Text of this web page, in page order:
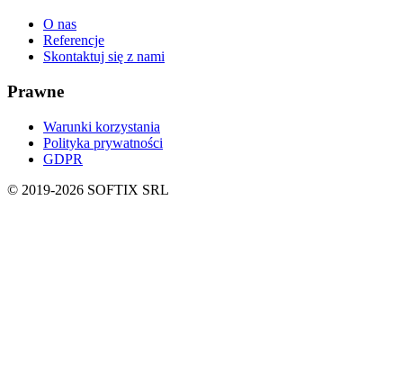
O nas
Referencje
Skontaktuj się z nami
Prawne
Warunki korzystania
Polityka prywatności
GDPR
© 2019-2026 SOFTIX SRL